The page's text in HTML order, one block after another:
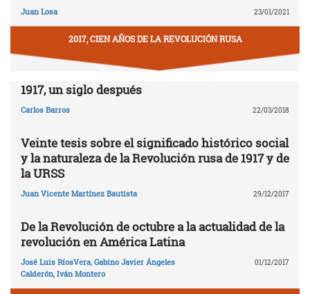
Juan Losa 23/01/2021
2017, CIEN AÑOS DE LA REVOLUCIÓN RUSA
1917, un siglo después
Carlos Barros 22/03/2018
Veinte tesis sobre el significado histórico social
y la naturaleza de la Revolución rusa de 1917 y de
la URSS
Juan Vicente Martínez Bautista 29/12/2017
De la Revolución de octubre a la actualidad de la
revolución en América Latina
José Luis RíosVera, Gabino Javier Ángeles
Calderón, Iván Montero
01/12/2017